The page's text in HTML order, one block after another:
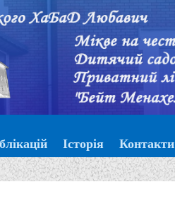
Історія Контакти